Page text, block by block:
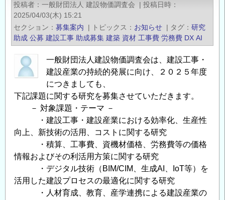
投稿者 一般財団法人 建設物価調査会 | 投稿日時
2025/04/03(木) 15:21
セクション
募集案内 | トピックス お知らせ | タグ
研究
助成 公募 建設工事 助成募集 建築 資材 工事費 労務費 DX AI
一般財団法人建設物価調査会は、建設工事・
建設産業の持続的発展に向け、２０２５年度
につきましても、
下記課題に関する研究を募集させていただきます。
－ 対象課題・テーマ －
・建設工事・建設産業における効率化、生産性
向上、新技術の活用、コストに関する研究
・積算、工事費、資機材価格、労務費等の価格
情報およびその利活用方策に関する研究
・デジタル技術（BIM/CIM、生成AI、IoT等）を
活用した建設プロセスの最適化に関する研究
・人材育成、教育、産学連携による建設産業の